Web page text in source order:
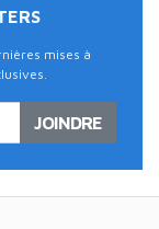
mises à
JOINDRE